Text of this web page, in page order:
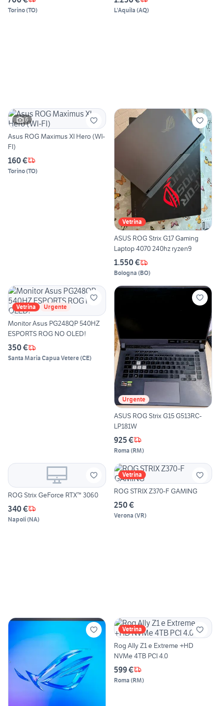
Torino(TO) L'Aquila (AQ)
6
Asus ROG Maximus XI Hero (WI-
FI)
160 €
Torino(TO)
Vetrina
ASUS ROG Strix G17 Gaming
Laptop 4070 240hz ryzen9
1.550 €
Bologna (BO)
Vetrina Urgente
Monitor Asus PG248QP 540HZ
ESPORTS ROG NO OLED!
350 €
Santa Maria Capua Vetere(CE)
Urgente
ASUS ROG Strix G15 G513RC-
LP181W
925 €
Roma (RM)
ROG Strix GeForce RTX™ 3060
340 €
Napoli(NA)
Vetrina
ROG STRIX Z370-F GAMING
250 €
Verona (VR)
Vetrina
Rog Ally Z1 e Extreme +HD
NVMe 4TB PCI 4.0
599 €
Roma (RM)